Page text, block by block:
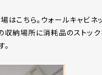
はこちら。ウォールキャビネ
収納場所に消耗品のストッ